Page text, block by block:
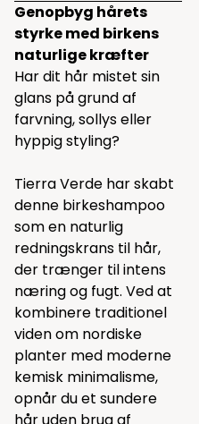
Genopbyg hårets
styrke med birkens
naturlige kræfter
Har dit hår mistet sin
glans på grund af
farvning, sollys eller
hyppig styling?
Tierra Verde har skabt
denne birkeshampoo
som en naturlig
redningskrans til hår,
der trænger til intens
næring og fugt. Ved at
kombinere traditionel
viden om nordiske
planter med moderne
kemisk minimalisme,
opnår du et sundere
hår uden brug af